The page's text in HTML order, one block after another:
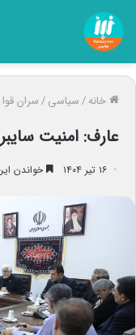
خانه/سیاسی/سران
عارف: امنیت
۱۶ تیر ۱۴۰۴ خواندن این مطلب ۳